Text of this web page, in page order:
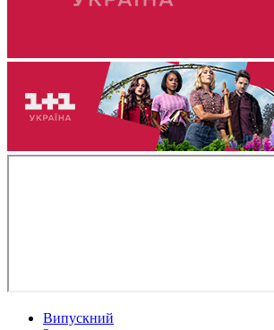
Випускний